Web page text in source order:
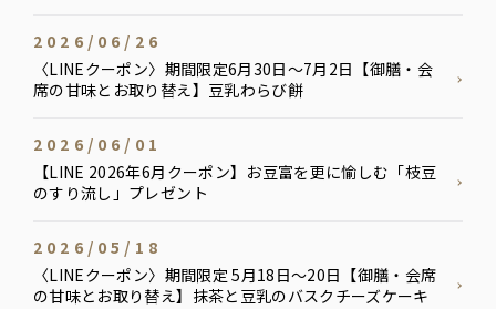
2026/06/26
〈LINEクーポン〉期間限定6月30日〜7月2日【御膳・会
席の甘味とお取り替え】豆乳わらび餅
2026/06/01
【LINE 2026年6月クーポン】お豆富を更に愉しむ「枝豆
のすり流し」プレゼント
2026/05/18
〈LINEクーポン〉期間限定 5月18日〜20日【御膳・会席
の甘味とお取り替え】抹茶と豆乳のバスクチーズケーキ